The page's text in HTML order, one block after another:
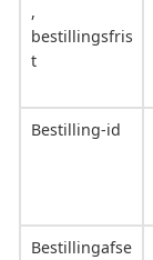
,
bestillingsfris
t
Bestilling-id
Bestillingafse